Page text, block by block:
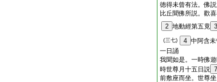
徳得未曾有法。佛
比丘聞佛所説。歡
2 地動經第五竟 3
(三七) 4 中阿含
一日誦
我聞如是。一時佛
時世尊月十五日説 7
前敷座而坐。世尊